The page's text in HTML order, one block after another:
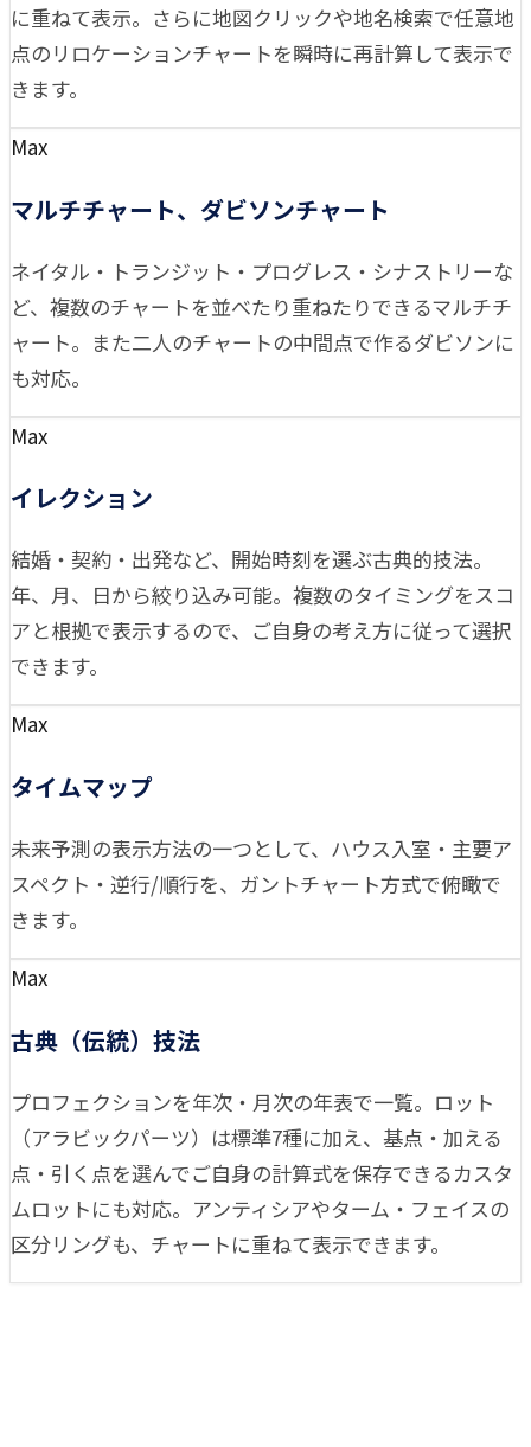
に重ねて表示。さらに地図クリックや地名検索で任意地
点のリロケーションチャートを瞬時に再計算して表示で
きます。
Max
マルチチャート、ダビソンチャート
ネイタル・トランジット・プログレス・シナストリーな
ど、複数のチャートを並べたり重ねたりできるマルチチ
ャート。また二人のチャートの中間点で作るダビソンに
も対応。
Max
イレクション
結婚・契約・出発など、開始時刻を選ぶ古典的技法。
年、月、日から絞り込み可能。複数のタイミングをスコ
アと根拠で表示するので、ご自身の考え方に従って選択
できます。
Max
タイムマップ
未来予測の表示方法の一つとして、ハウス入室・主要ア
スペクト・逆行/順行を、ガントチャート方式で俯瞰で
きます。
Max
古典（伝統）技法
プロフェクションを年次・月次の年表で一覧。ロット
（アラビックパーツ）は標準7種に加え、基点・加える
点・引く点を選んでご自身の計算式を保存できるカスタ
ムロットにも対応。アンティシアやターム・フェイスの
区分リングも、チャートに重ねて表示できます。